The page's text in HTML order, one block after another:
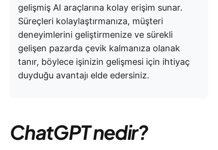
gelişmiş AI araçlarına kolay erişim sunar.
Süreçleri kolaylaştırmanıza, müşteri
deneyimlerini geliştirmenize ve sürekli
gelişen pazarda çevik kalmanıza olanak
tanır, böylece işinizin gelişmesi için ihtiyaç
duyduğu avantajı elde edersiniz.
ChatGPT nedir?